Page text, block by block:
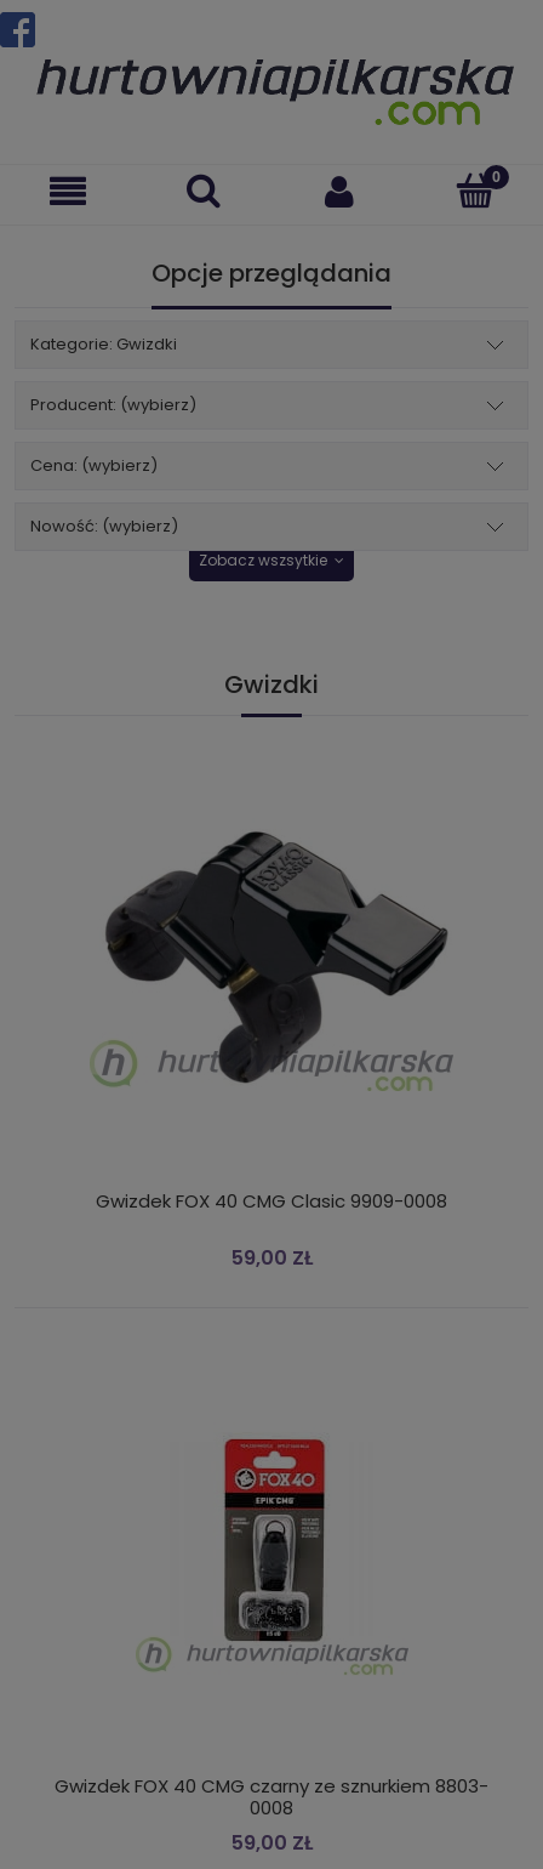
Opcje przeglądania
Kategorie: Gwizdki
Producent: (wybierz)
Cena: (wybierz)
Nowość: (wybierz)
Zobacz wszsytkie
Gwizdki
Gwizdek FOX 40 CMG Clasic 9909-0008
59,00 ZŁ
Gwizdek FOX 40 CMG czarny ze sznurkiem 8803-
0008
59,00 ZŁ